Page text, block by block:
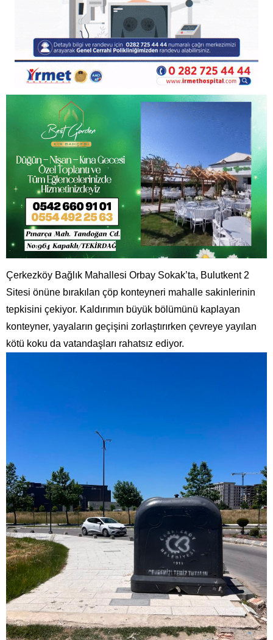
Çerkezköy Bağlık Mahallesi Orbay Sokak’ta, Bulutkent 2
Sitesi önüne bırakılan çöp konteyneri mahalle sakinlerinin
tepkisini çekiyor. Kaldırımın büyük bölümünü kaplayan
konteyner, yayaların geçişini zorlaştırırken çevreye yayılan
kötü koku da vatandaşları rahatsız ediyor.